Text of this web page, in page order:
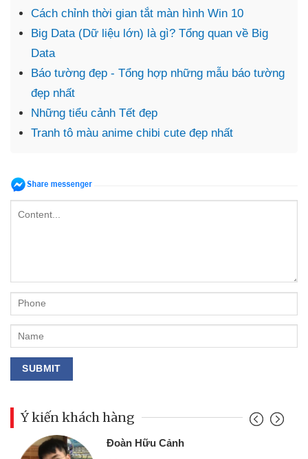
Cách chỉnh thời gian tắt màn hình Win 10
Big Data (Dữ liệu lớn) là gì? Tổng quan về Big
Data
Báo tường đẹp - Tổng hợp những mẫu báo tường
đẹp nhất
Những tiểu cảnh Tết đẹp
Tranh tô màu anime chibi cute đẹp nhất
Ý kiến khách hàng
Đoàn Hữu Cảnh